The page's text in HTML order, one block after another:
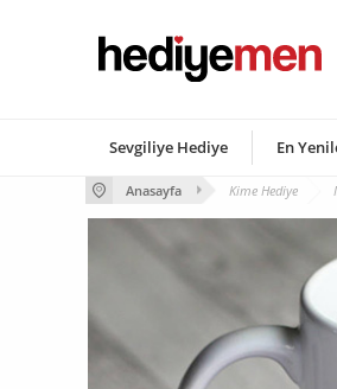
Sevgiliye Hediye En
Anasayfa Kime Hediye